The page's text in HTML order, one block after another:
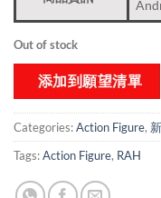
Out of stock
添加到願望清單
Categories:Action Figure,
Tags:Action Figure, RAH